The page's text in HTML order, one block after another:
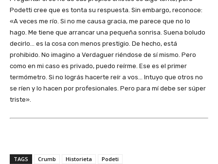
Podetti cree que es tonta su respuesta. Sin embargo, reconoce:
«A veces me río. Si no me causa gracia, me parece que no lo
hago. Me tiene que arrancar una pequeña sonrisa. Suena boludo
decirlo… es la cosa con menos prestigio. De hecho, está
prohibido. No imagino a Verdaguer riéndose de sí mismo. Pero
como en mi caso es privado, puedo reírme. Ese es el primer
termómetro. Si no lográs hacerte reír a vos… Intuyo que otros no
se ríen y lo hacen por profesionales. Pero para mí debe ser súper
triste».
TAGS Crumb Historieta Podeti